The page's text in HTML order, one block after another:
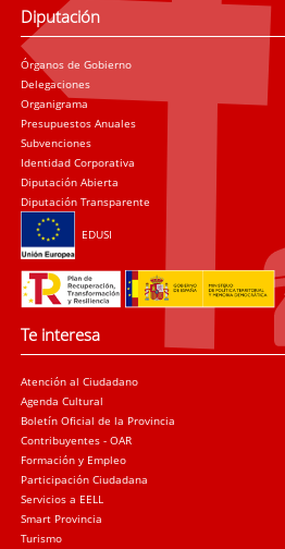
Diputación
Órganos de Gobierno
Delegaciones
Organigrama
Presupuestos Anuales
Subvenciones
Identidad Corporativa
Diputación Abierta
Diputación Transparente
EDUSI
Te interesa
Atención al Ciudadano
Agenda Cultural
Boletín Oficial de la Provincia
Contribuyentes - OAR
Formación y Empleo
Participación Ciudadana
Servicios a EELL
Smart Provincia
Turismo